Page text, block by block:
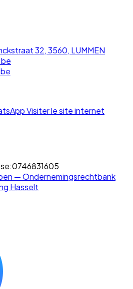
32, 3560, LUMMEN
Visiter le site internet
0746831605
— Ondernemingsrechtbank
Hasselt